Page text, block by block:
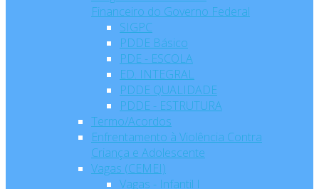
Financeiro do Governo Federal
SIGPC
PDDE Básico
PDE - ESCOLA
ED. INTEGRAL
PDDE QUALIDADE
PDDE - ESTRUTURA
Termo/Acordos
Enfrentamento à Violência Contra
Criança e Adolescente
Vagas (CEMEI)
Vagas - Infantil I